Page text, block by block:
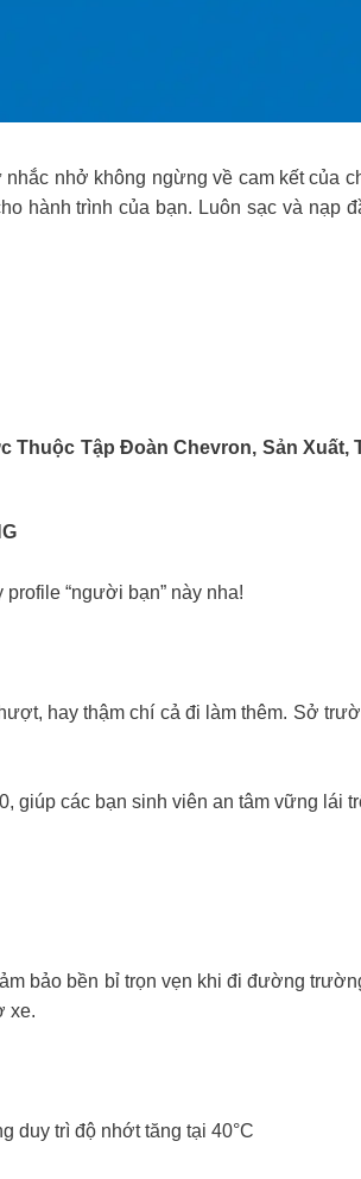
nhở không ngừng về cam kết của
hành trình của bạn. Luôn sạc và nạp
Thuộc Tập Đoàn Chevron, Sản Xuất,
“người bạn” này nha!
hay thậm chí cả đi làm thêm. Sở
giúp các bạn sinh viên an tâm vững lái
bảo bền bỉ trọn vẹn khi đi đường
xe.
duy trì độ nhớt tăng tại 40°C